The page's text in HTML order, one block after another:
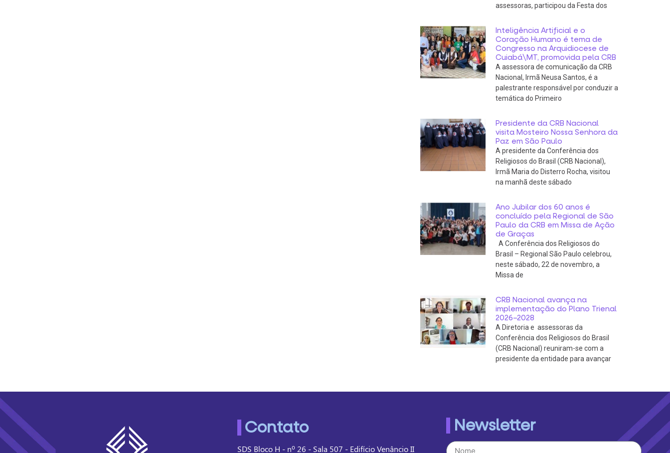
assessoras, participou da Festa dos
Inteligência Artificial e o
Coração Humano é tema de
Congresso na Arquidiocese de
Cuiabá\MT, promovida pela CRB
A assessora de comunicação da CRB
Nacional, Irmã Neusa Santos, é a
palestrante responsável por conduzir a
temática do Primeiro
Presidente da CRB Nacional
visita Mosteiro Nossa Senhora da
Paz em São Paulo
A presidente da Conferência dos
Religiosos do Brasil (CRB Nacional),
Irmã Maria do Disterro Rocha, visitou
na manhã deste sábado
Ano Jubilar dos 60 anos é
concluído pela Regional de São
Paulo da CRB em Missa de Ação
de Graças
A Conferência dos Religiosos do
Brasil – Regional São Paulo celebrou,
neste sábado, 22 de novembro, a
Missa de
CRB Nacional avança na
implementação do Plano Trienal
2026–2028
A Diretoria e assessoras da
Conferência dos Religiosos do Brasil
(CRB Nacional) reuniram-se com a
presidente da entidade para avançar
Contato
SDS Bloco H - nº 26 - Sala 507 - Edifício Venâncio II
Newsletter